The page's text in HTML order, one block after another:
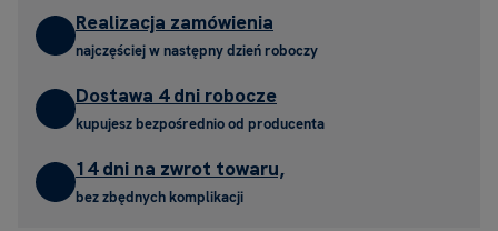
Realizacja zamówienia
najczęściej w następny dzień roboczy
Dostawa 4 dni robocze
kupujesz bezpośrednio od producenta
14 dni na zwrot towaru,
bez zbędnych komplikacji